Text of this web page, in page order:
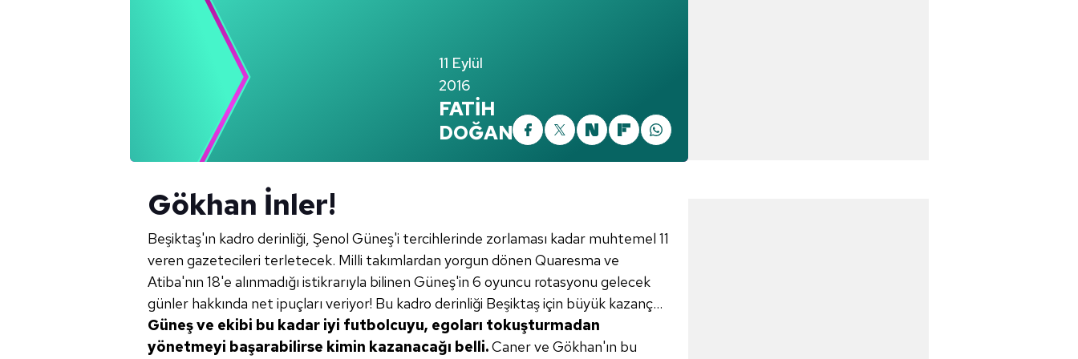
11 Eylül
2016
FATİH
DOĞAN
Gökhan İnler!
Beşiktaş'ın kadro derinliği, Şenol Güneş'i tercihlerinde zorlaması kadar muhtemel 11
veren gazetecileri terletecek. Milli takımlardan yorgun dönen Quaresma ve
Atiba'nın 18'e alınmadığı istikrarıyla bilinen Güneş'in 6 oyuncu rotasyonu gelecek
günler hakkında net ipuçları veriyor! Bu kadro derinliği Beşiktaş için büyük kazanç...
Güneş ve ekibi bu kadar iyi futbolcuyu, egoları tokuşturmadan
yönetmeyi başarabilirse kimin kazanacağı belli.Caner ve Gökhan'ın bu